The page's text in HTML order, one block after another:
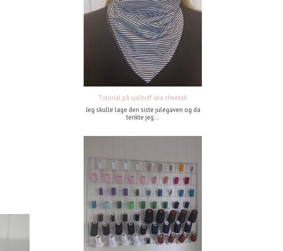
Tutorial på sjalbuff aka sheetah
Jeg skulle lage den siste julegaven og da
tenkte jeg...